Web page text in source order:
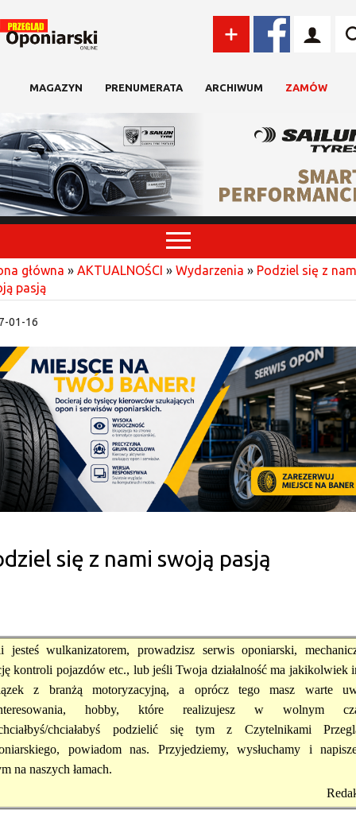
MAGAZYN PRENUMERATA ARCHIWUM ZAMÓW
główna » AKTUALNOŚCI » Wydarzenia » Podziel się z
pasją
01-16
się z nami swoją pasją
jesteś wulkanizatorem, prowadzisz serwis oponiarski,
kontroli pojazdów etc., lub jeśli Twoja działalność ma jakikolwiek
z branżą motoryzacyjną, a oprócz tego masz warte
hobby, które realizujesz w wolnym
chciałabyś podzielić się tym z Czytelnikami
powiadom nas. Przyjedziemy, wysłuchamy i
na naszych łamach.